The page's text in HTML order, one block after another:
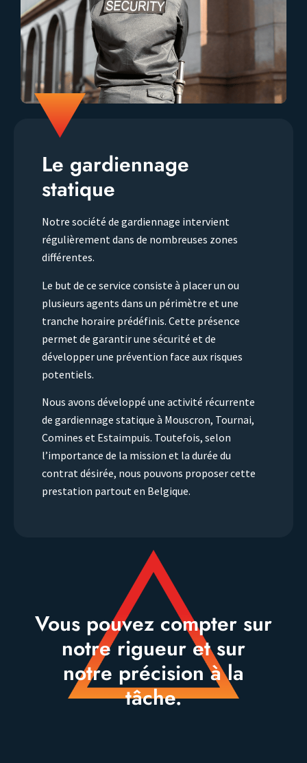
Le gardiennage
statique
Notre société de gardiennage intervient
régulièrement dans de nombreuses zones
différentes.
Le but de ce service consiste à placer un ou
plusieurs agents dans un périmètre et une
tranche horaire prédéfinis. Cette présence
permet de garantir une sécurité et de
développer une prévention face aux risques
potentiels.
Nous avons développé une activité récurrente
de gardiennage statique à Mouscron, Tournai,
Comines et Estaimpuis. Toutefois, selon
l’importance de la mission et la durée du
contrat désirée, nous pouvons proposer cette
prestation partout en Belgique.
Vous pouvez compter sur
notre rigueur et sur
notre précision à la
tâche.